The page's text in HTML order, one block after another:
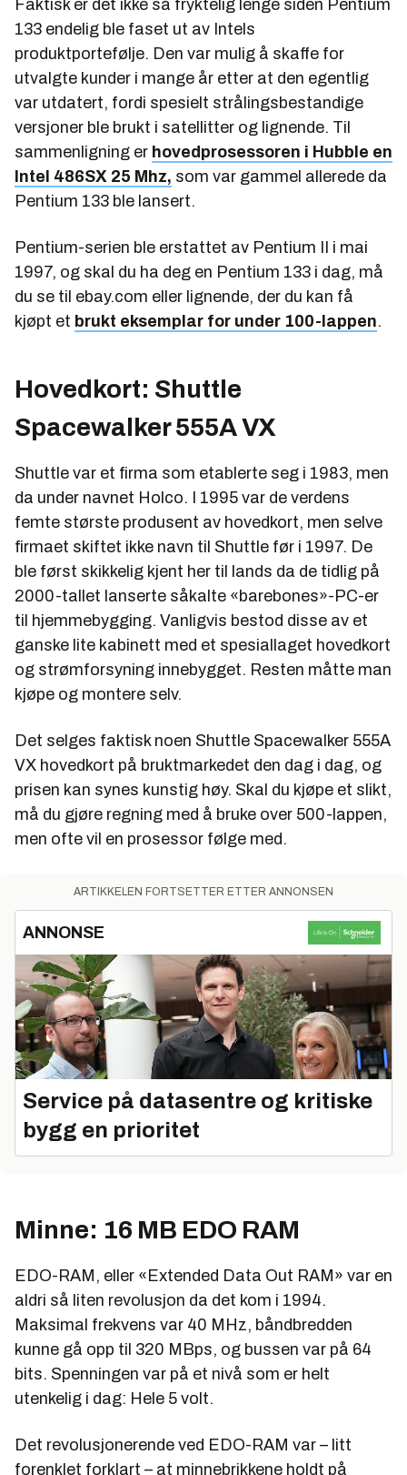
Faktisk er det ikke så fryktelig lenge siden Pentium
133 endelig ble faset ut av Intels
produktportefølje. Den var mulig å skaffe for
utvalgte kunder i mange år etter at den egentlig
var utdatert, fordi spesielt strålingsbestandige
versjoner ble brukt i satellitter og lignende. Til
sammenligning er hovedprosessoren i Hubble en
Intel 486SX 25 Mhz, som var gammel allerede da
Pentium 133 ble lansert.
Pentium-serien ble erstattet av Pentium II i mai
1997, og skal du ha deg en Pentium 133 i dag, må
du se til ebay.com eller lignende, der du kan få
kjøpt et brukt eksemplar for under 100-lappen.
Hovedkort: Shuttle
Spacewalker 555A VX
Shuttle var et firma som etablerte seg i 1983, men
da under navnet Holco. I 1995 var de verdens
femte største produsent av hovedkort, men selve
firmaet skiftet ikke navn til Shuttle før i 1997. De
ble først skikkelig kjent her til lands da de tidlig på
2000-tallet lanserte såkalte «barebones»-PC-er
til hjemmebygging. Vanligvis bestod disse av et
ganske lite kabinett med et spesiallaget hovedkort
og strømforsyning innebygget. Resten måtte man
kjøpe og montere selv.
Det selges faktisk noen Shuttle Spacewalker 555A
VX hovedkort på bruktmarkedet den dag i dag, og
prisen kan synes kunstig høy. Skal du kjøpe et slikt,
må du gjøre regning med å bruke over 500-lappen,
men ofte vil en prosessor følge med.
ARTIKKELEN FORTSETTER ETTER ANNONSEN
ANNONSE
Service på datasentre og kritiske
bygg en prioritet
Minne: 16 MB EDO RAM
EDO-RAM, eller «Extended Data Out RAM» var en
aldri så liten revolusjon da det kom i 1994.
Maksimal frekvens var 40 MHz, båndbredden
kunne gå opp til 320 MBps, og bussen var på 64
bits. Spenningen var på et nivå som er helt
utenkelig i dag: Hele 5 volt.
Det revolusjonerende ved EDO-RAM var – litt
forenklet forklart – at minnebrikkene holdt på